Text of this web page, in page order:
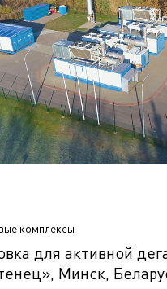
комплексы
для активной
Минск,